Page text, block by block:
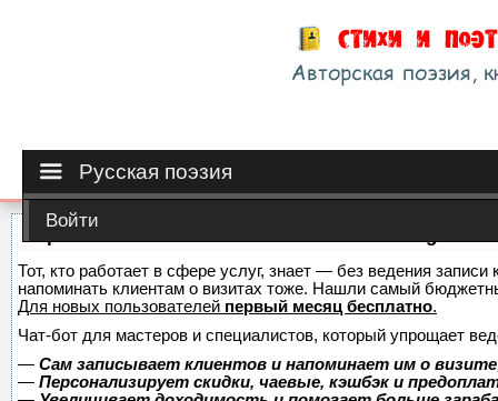
Русская поэзия
Войти
Тот, кто работает в сфере услуг, знает — без ведения
напоминать клиентам о визитах тоже. Нашли самый
Для новых пользователей первый месяц бесплатно.
Чат-бот для мастеров и специалистов, который упрощает
— Сам записывает клиентов и напоминает им о
— Персонализирует скидки, чаевые, кэшбэк и